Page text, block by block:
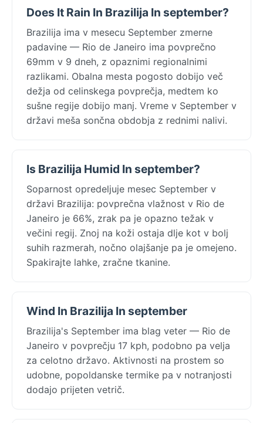
Does It Rain In Brazilija In september?
Brazilija ima v mesecu September zmerne
padavine — Rio de Janeiro ima povprečno
69mm v 9 dneh, z opaznimi regionalnimi
razlikami. Obalna mesta pogosto dobijo več
dežja od celinskega povprečja, medtem ko
sušne regije dobijo manj. Vreme v September v
državi meša sončna obdobja z rednimi nalivi.
Is Brazilija Humid In september?
Soparnost opredeljuje mesec September v
državi Brazilija: povprečna vlažnost v Rio de
Janeiro je 66%, zrak pa je opazno težak v
večini regij. Znoj na koži ostaja dlje kot v bolj
suhih razmerah, nočno olajšanje pa je omejeno.
Spakirajte lahke, zračne tkanine.
Wind In Brazilija In september
Brazilija's September ima blag veter — Rio de
Janeiro v povprečju 17 kph, podobno pa velja
za celotno državo. Aktivnosti na prostem so
udobne, popoldanske termike pa v notranjosti
dodajo prijeten vetrič.